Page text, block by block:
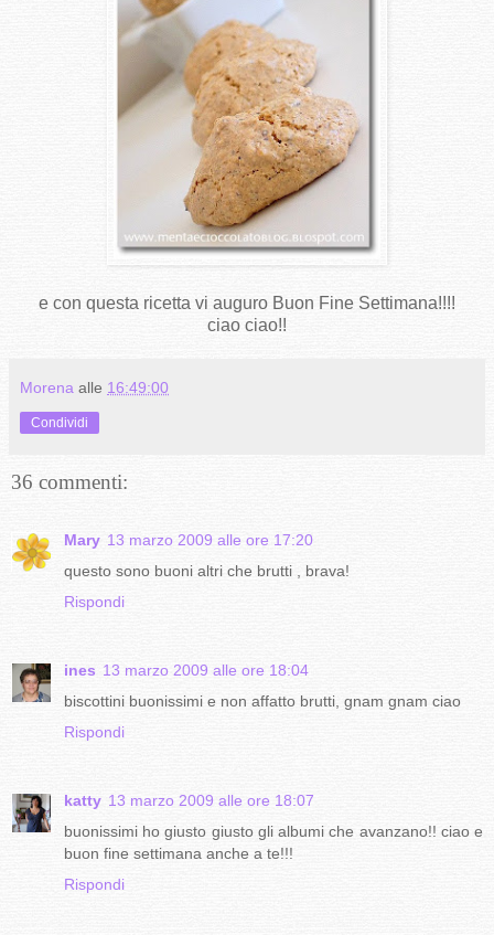
e con questa ricetta vi auguro Buon Fine Settimana!!!!
ciao ciao!!
Morena alle 16:49:00
Condividi
36 commenti:
Mary 13 marzo 2009 alle ore 17:20
questo sono buoni altri che brutti , brava!
Rispondi
ines 13 marzo 2009 alle ore 18:04
biscottini buonissimi e non affatto brutti, gnam gnam ciao
Rispondi
katty 13 marzo 2009 alle ore 18:07
buonissimi ho giusto giusto gli albumi che avanzano!! ciao e
buon fine settimana anche a te!!!
Rispondi